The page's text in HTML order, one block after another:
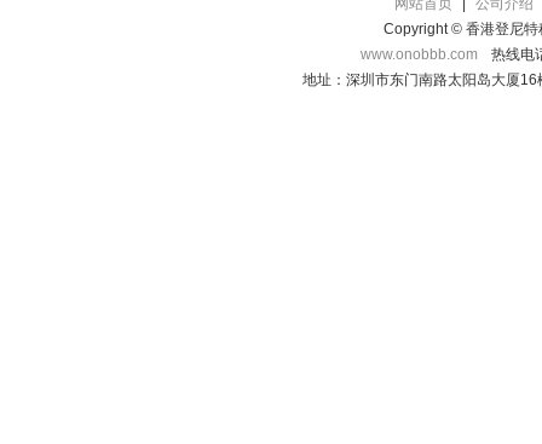
网站首页
公司介绍
Copyright © 香港登尼特
www.onobbb.com
热线电
地址：深圳市东门南路太阳岛大厦